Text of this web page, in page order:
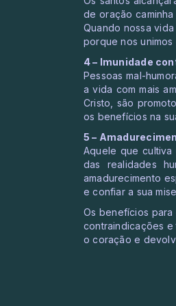
de oração
Quando nossa
porque nos unimos
4 – Imunidade
Pessoas mal-
a vida com mais
Cristo, são
os benefícios na
5 –
Aquele que
das realidades
amadurecimento
e confiar a sua
Os benefícios
contraindicações
o coração e